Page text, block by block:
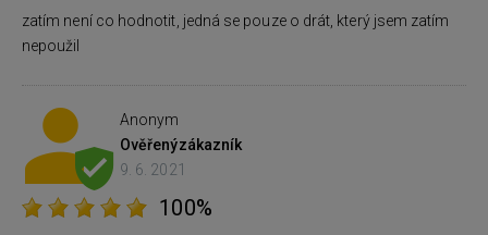
zatím není co hodnotit, jedná se pouze o drát, který jsem zatím
nepoužil
Anonym
Ověřenýzákazník
9. 6. 2021
100%